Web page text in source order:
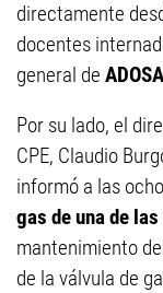
directamente
docentes
general de
Por su lado, el
CPE, Claudio
informó a las
gas de una de
mantenimiento
de la válvula de